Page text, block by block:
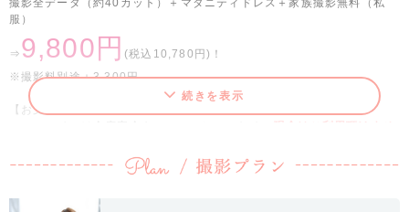
撮影全データ（約40カット）＋マタニティドレス＋家族撮影無料（私
服）
⇒ 9,800円 (税込10,780円)！
※撮影料別途＋3,300円
【お支払い方法について】
現金はご利用頂けませ
クレジットカード・PayPay・電子マネーなどがご利用頂けます。
続きを表示